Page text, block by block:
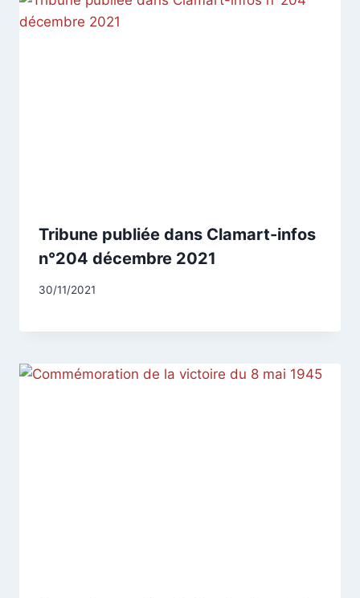
Tribune publiée dans Clamart-infos
n°204 décembre 2021
Par
30/11/2021